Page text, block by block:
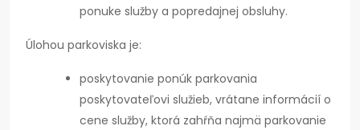
ponuke služby a popredajnej obsluhy.
Úlohou parkoviska je:
poskytovanie ponúk parkovania
poskytovateľovi služieb, vrátane informácií o
cene služby, ktorá zahŕňa najmä parkovanie